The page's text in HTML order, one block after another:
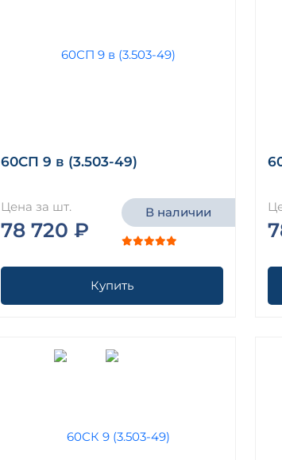
60СП 9 в (3.503-49)
Цена за шт.
78 720 ₽
В наличии
Купить